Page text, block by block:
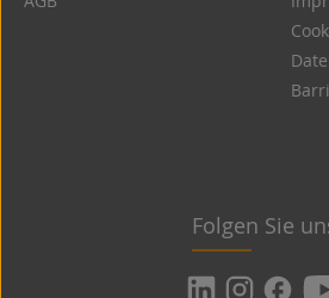
Folgen Sie